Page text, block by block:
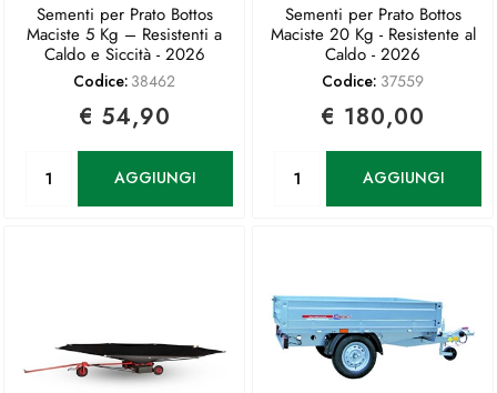
Sementi per Prato Bottos
Maciste 5 Kg – Resistenti a
Caldo e Siccità - 2026
Codice: 38462
€ 54,90
AGGIUNGI
Sementi per Prato Bottos
Maciste 20 Kg - Resistente al
Caldo - 2026
Codice: 37559
€ 180,00
AGGIUNGI